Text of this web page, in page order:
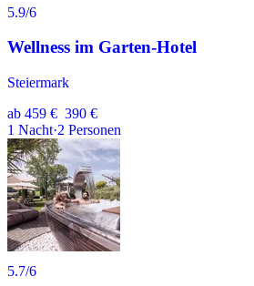
5.9/6
Wellness im Garten-Hotel
Steiermark
ab 459 € 390 €
1 Nacht·2 Personen
5.7/6